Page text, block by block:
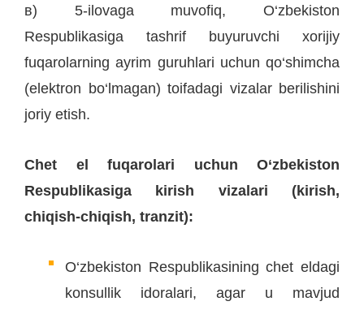
в) 5-ilovaga muvofiq, O‘zbekiston
Respublikasiga tashrif buyuruvchi xorijiy
fuqarolarning ayrim guruhlari uchun qo‘shimcha
(elektron bo‘lmagan) toifadagi vizalar berilishini
joriy etish.
Chet el fuqarolari uchun O‘zbekiston
Respublikasiga kirish vizalari (kirish,
chiqish-chiqish, tranzit):
O‘zbekiston Respublikasining chet eldagi
konsullik idoralari, agar u mavjud